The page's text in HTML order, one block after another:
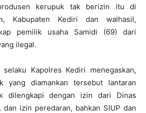
kerupuk tak berizin itu di
Kabupaten Kediri dan walhasil,
pemilik usaha Samidi (69) dari
ilegal.
selaku Kapolres Kediri menegaskan,
yang diamankan tersebut lantaran
dilengkapi dengan izin dari Dinas
dan izin peredaran, bahkan SIUP dan